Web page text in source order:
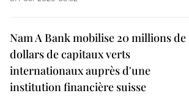
Nam A Bank mobilise 20 millions de
dollars de capitaux verts
internationaux auprès d'une
institution financière suisse